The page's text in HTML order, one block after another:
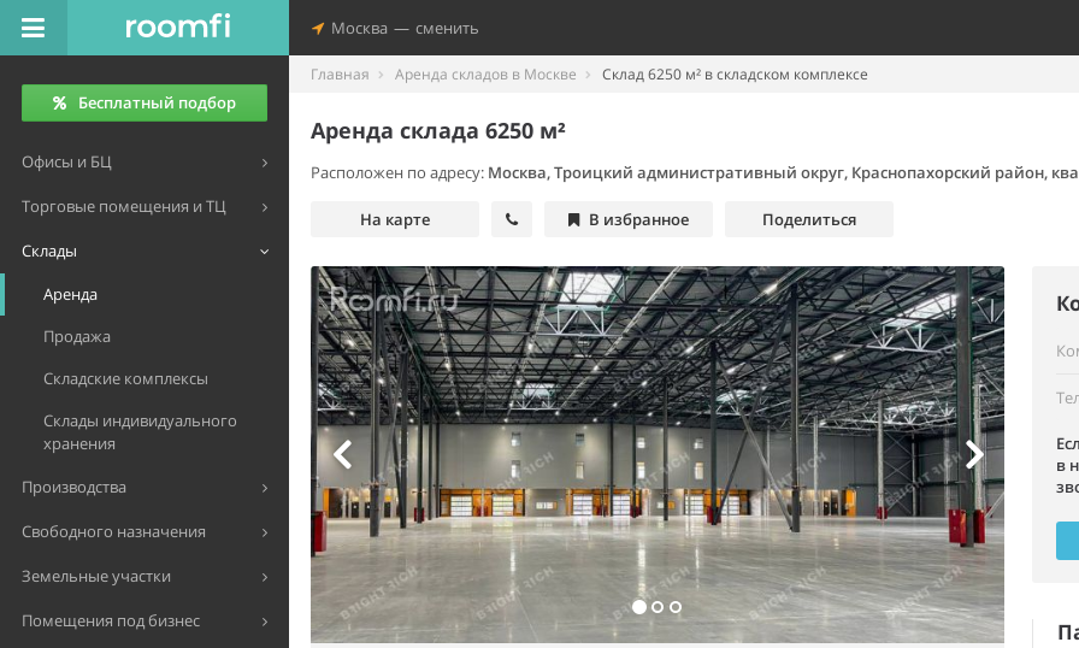
Москва — сменить
Бесплатный подбор
Офисы и БЦ
Торговые помещения и ТЦ
Склады
Аренда
Продажа
Складские комплексы
Склады индивидуального
хранения
Производства
Свободного назначения
Земельные участки
Помещения под бизнес
Главная Аренда складов в Москве Склад 6250 м² в складском комплексе
Аренда склада 6250 м²
Расположен по адресу: Москва, Троицкий административный округ, Краснопахорский район,
На карте В избранное Поделиться
в